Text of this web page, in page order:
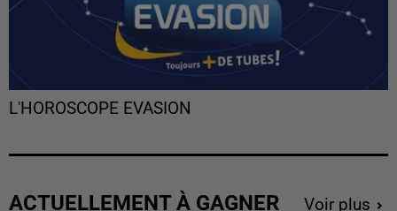
L'HOROSCOPE EVASION
ACTUELLEMENT À GAGNER Voir plus